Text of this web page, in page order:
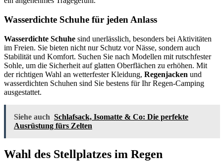
Wasserdichte Schuhe für jeden Anlass
Wasserdichte Schuhe sind unerlässlich, besonders bei Aktivitäten
im Freien. Sie bieten nicht nur Schutz vor Nässe, sondern auch
Stabilität und Komfort. Suchen Sie nach Modellen mit rutschfester
Sohle, um die Sicherheit auf glatten Oberflächen zu erhöhen. Mit
der richtigen Wahl an wetterfester Kleidung, Regenjacken und
wasserdichten Schuhen sind Sie bestens für Ihr Regen-Camping
ausgestattet.
Siehe auch Schlafsack, Isomatte & Co: Die perfekte
Ausrüstung fürs Zelten
Wahl des Stellplatzes im Regen